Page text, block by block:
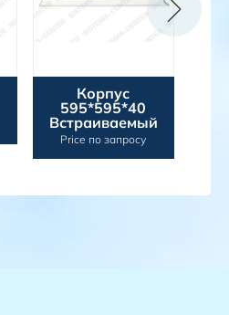
Корпус
595*595*40
Встраиваемый
Price по запросу